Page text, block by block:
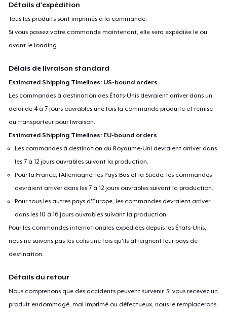
Détails d'expédition
Tous les produits sont imprimés à la commande.
Si vous passez votre commande maintenant, elle sera expédiée le ou
avant leloading....
Délais de livraison standard
Estimated Shipping Timelines: US-bound orders
Les commandes à destination des États-Unis devraient arriver dans un
délai de 4 à 7 jours ouvrables une fois la commande produite et remise
au transporteur pour livraison.
Estimated Shipping Timelines: EU-bound orders
Les commandes à destination du Royaume-Uni devraient arriver dans
les 7 à 12 jours ouvrables suivant la production.
Pour la France, l'Allemagne, les Pays-Bas et la Suède, les commandes
devraient arriver dans les 7 à 12 jours ouvrables suivant la production.
Pour tous les autres pays d'Europe, les commandes devraient arriver
dans les 10 à 16 jours ouvrables suivant la production.
Pour les commandes internationales expédiées depuis les États-Unis,
nous ne suivons pas les colis une fois qu'ils atteignent leur pays de
destination.
Détails du retour
Nous comprenons que des accidents peuvent survenir. Si vous recevez un
produit endommagé, mal imprimé ou défectueux, nous le remplacerons